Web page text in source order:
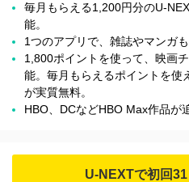
毎月もらえる1,200円分のU-
能。
1つのアプリで、雑誌やマンガも
1,800ポイントを使って、映画
能。毎月もらえるポイントを使
が実質無料。
HBO、DCなどHBO Max作品が
U-NEXTで初回